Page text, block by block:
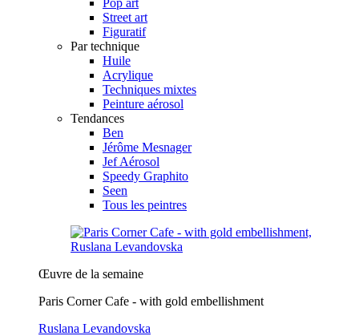
Street art
Figuratif
Par technique
Huile
Acrylique
Techniques mixtes
Peinture aérosol
Tendances
Ben
Jérôme Mesnager
Jef Aérosol
Speedy Graphito
Seen
Tous les peintres
Œuvre de la semaine
Paris Corner Cafe - with gold embellishment
Ruslana Levandovska